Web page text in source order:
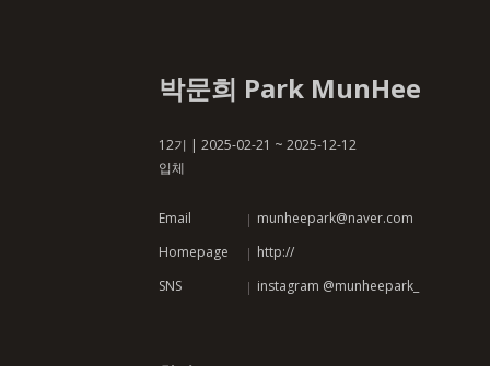
박문희 Park MunHee
12기 | 2025-02-21 ~ 2025-12-12
입체
Email
munheepark@naver.com
Homepage
http://
SNS
instagram @munheepark_